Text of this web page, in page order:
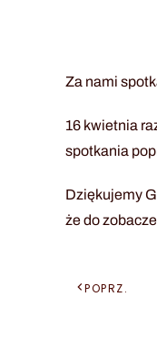
Za nami
16 kwietnia
spotkania
Dziękujemy
że do
POPRZ.